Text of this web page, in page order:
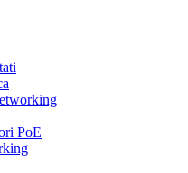
PoE